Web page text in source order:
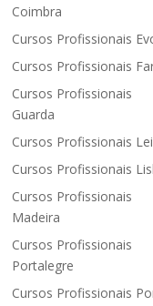
Coimbra
Cursos Profissionais
Cursos Profissionais
Cursos Profissionais
Guarda
Cursos Profissionais
Cursos Profissionais
Cursos Profissionais
Madeira
Cursos Profissionais
Portalegre
Cursos Profissionais